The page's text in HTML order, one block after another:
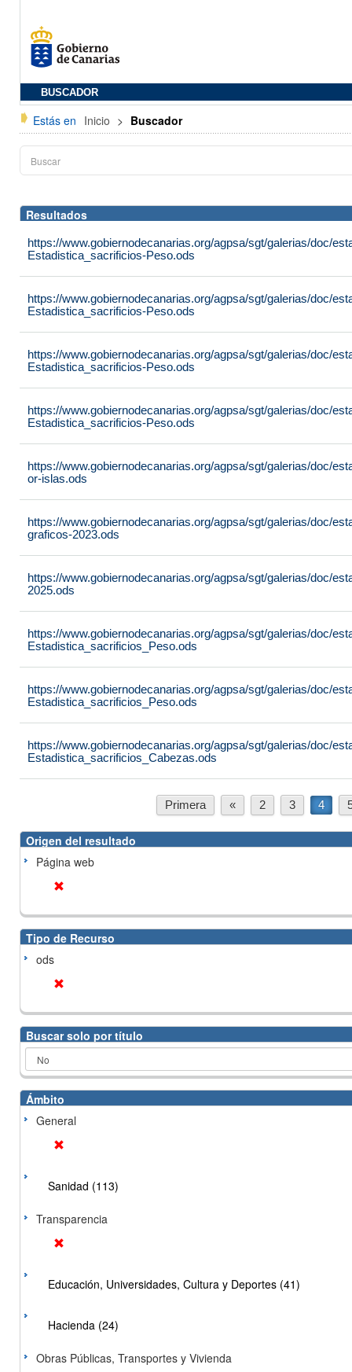
BUSCADOR
Estás en Inicio > Buscador
Resultados
https://www.gobiernodecanarias.org/agpsa/sgt/galerias/doc/
Estadistica_sacrificios-Peso.ods
https://www.gobiernodecanarias.org/agpsa/sgt/galerias/doc/
Estadistica_sacrificios-Peso.ods
https://www.gobiernodecanarias.org/agpsa/sgt/galerias/doc/
Estadistica_sacrificios-Peso.ods
https://www.gobiernodecanarias.org/agpsa/sgt/galerias/doc/
Estadistica_sacrificios-Peso.ods
https://www.gobiernodecanarias.org/agpsa/sgt/galerias/doc/
or-islas.ods
https://www.gobiernodecanarias.org/agpsa/sgt/galerias/doc/
graficos-2023.ods
https://www.gobiernodecanarias.org/agpsa/sgt/galerias/doc/
2025.ods
https://www.gobiernodecanarias.org/agpsa/sgt/galerias/doc/
Estadistica_sacrificios_Peso.ods
https://www.gobiernodecanarias.org/agpsa/sgt/galerias/doc/
Estadistica_sacrificios_Peso.ods
https://www.gobiernodecanarias.org/agpsa/sgt/galerias/doc/
Estadistica_sacrificios_Cabezas.ods
Primera « 2 3 4
Origen del resultado
Página web
Tipo de Recurso
ods
Buscar solo por título
Ámbito
General
Sanidad (113)
Transparencia
Educación, Universidades, Cultura y Deportes (41)
Hacienda (24)
Obras Públicas, Transportes y Vivienda